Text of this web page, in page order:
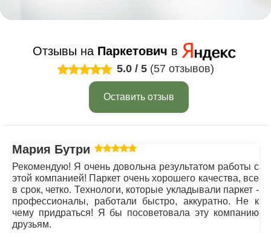
Отзывы на Паркетович в
5.0 / 5 (57 отзывов)
Оставить отзыв
Мария Бутрим
Рекомендую! Я очень довольна результатом работы с
этой компанией! Паркет очень хорошего качества, все
в срок, четко. Технологи, которые укладывали паркет -
профессионалы, работали быстро, аккуратно. Не к
чему придраться! Я бы посоветовала эту компанию
друзьям.